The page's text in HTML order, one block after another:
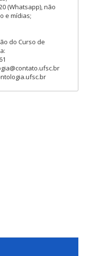
(Whatsapp), não
e mídias;
do Curso de